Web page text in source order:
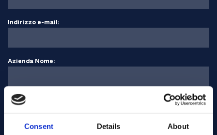
Consent Details About
Indirizzo e-mail:
Azienda Nome:
Inserire la quantità